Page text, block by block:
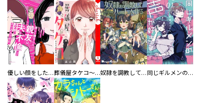
優しい顔をした親友は、夫と不倫して私の家に入り込んできた。 葬儀屋タケコ～あなたの最期、叶えます【電子単行本版】 奴隷を調教してハーレム作る 同じギルメンの声が好き